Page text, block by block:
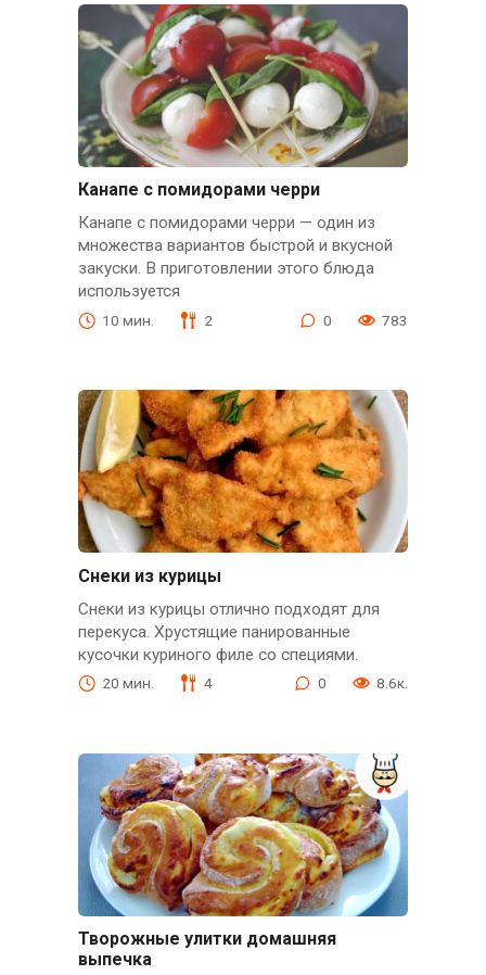
Канапе с помидорами черри
Канапе с помидорами черри — один из
множества вариантов быстрой и вкусной
закуски. В приготовлении этого блюда
используется
10 мин. 2 0 783
Снеки из курицы
Снеки из курицы отлично подходят для
перекуса. Хрустящие панированные
кусочки куриного филе со специями.
20 мин. 4 0 8.6к.
Творожные улитки домашняя
выпечка